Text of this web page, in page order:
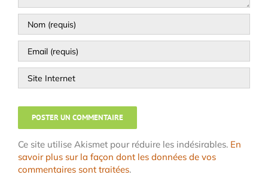
Ce site utilise Akismet pour réduire les indésirables. En
savoir plus sur la façon dont les données de vos
commentaires sont traitées.